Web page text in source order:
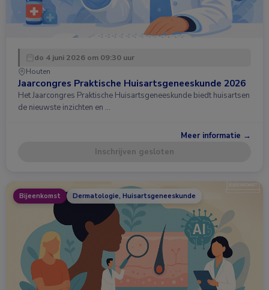
do 4 juni 2026 om 09:30 uur
Houten
Jaarcongres Praktische Huisartsgeneeskunde 2026
Het Jaarcongres Praktische Huisartsgeneeskunde biedt huisartsen
de nieuwste inzichten en …
Meer informatie →
Inschrijven gesloten
Bijeenkomst Dermatologie, Huisartsgeneeskunde